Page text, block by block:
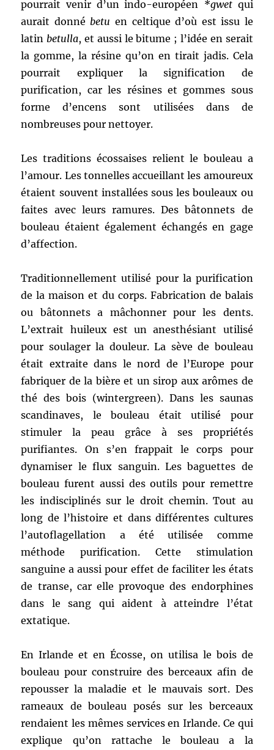
pourrait venir d’un indo-européen
*gwetqui
aurait donné betu en celtique d’où est issu le
latin betulla, et aussi le bitume ; l’idée en serait
la gomme, la résine qu’on en tirait jadis. Cela
pourrait expliquer la signification de
purification, car les résines et gommes sous
forme d’encens sont utilisées dans de
nombreuses pour nettoyer.
Les traditions écossaises relient le bouleau a
l’amour. Les tonnelles accueillant les amoureux
étaient souvent installées sous les bouleaux ou
faites avec leurs ramures. Des bâtonnets de
bouleau étaient également échangés en gage
d’affection.
Traditionnellement utilisé pour la purification
de la maison et du corps. Fabrication de balais
ou bâtonnets a mâchonner pour les dents.
L’extrait huileux est un anesthésiant utilisé
pour soulager la douleur. La sève de bouleau
était extraite dans le nord de l’Europe pour
fabriquer de la bière et un sirop aux arômes de
thé des bois (wintergreen). Dans les saunas
scandinaves, le bouleau était utilisé pour
stimuler la peau grâce à ses propriétés
purifiantes. On s’en frappait le corps pour
dynamiser le flux sanguin. Les baguettes de
bouleau furent aussi des outils pour remettre
les indisciplinés sur le droit chemin. Tout au
long de l’histoire et dans différentes cultures
l’autoflagellation a été utilisée comme
méthode purification. Cette stimulation
sanguine a aussi pour effet de faciliter les états
de transe, car elle provoque des endorphines
dans le sang qui aident à atteindre l’état
extatique.
En Irlande et en Écosse, on utilisa le bois de
bouleau pour construire des berceaux afin de
repousser la maladie et le mauvais sort. Des
rameaux de bouleau posés sur les berceaux
rendaient les mêmes services en Irlande. Ce qui
explique qu’on rattache le bouleau a la